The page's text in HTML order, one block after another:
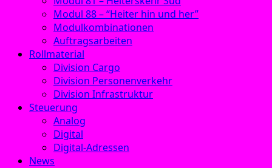
Modul 88 – “Heiter hin und her”
Modulkombinationen
Auftragsarbeiten
Rollmaterial
Division Cargo
Division Personenverkehr
Division Infrastruktur
Steuerung
Analog
Digital
Digital-Adressen
News